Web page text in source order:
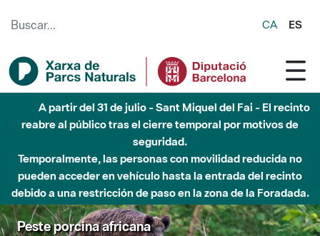
CA ES
A partir del 31 de julio - Sant Miquel del Fai - El recinto
reabre al público tras el cierre temporal por motivos de
seguridad.
Temporalmente, las personas con movilidad reducida no
pueden acceder en vehículo hasta la entrada del recinto
debido a una restricción de paso en la zona de la Foradada.
Peste porcina africana